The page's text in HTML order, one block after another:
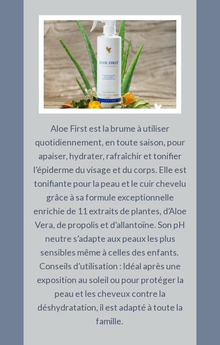
Aloe First est la brume à utiliser
quotidiennement, en toute saison, pour
apaiser, hydrater, rafraîchir et tonifier
l’épiderme du visage et du corps. Elle est
tonifiante pour la peau et le cuir chevelu
grâce à sa formule exceptionnelle
enrichie de 11 extraits de plantes, d’Aloe
Vera, de propolis et d’allantoïne. Son pH
neutre s’adapte aux peaux les plus
sensibles même à celles des enfants.
Conseils d’utilisation : Idéal après une
exposition au soleil ou pour protéger la
peau et les cheveux contre la
déshydratation, il est adapté à toute la
famille.